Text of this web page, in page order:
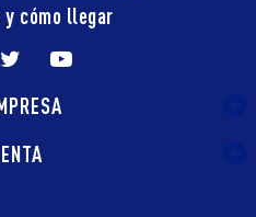
y cómo llegar